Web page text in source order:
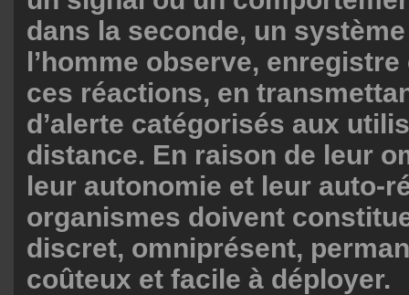
dans la seconde, un
l’homme observe,
ces réactions, en
d’alerte catégorisés aux
distance. En raison de leur
leur autonomie et leur auto-
organismes doivent
discret, omniprésent,
coûteux et facile à déployer.